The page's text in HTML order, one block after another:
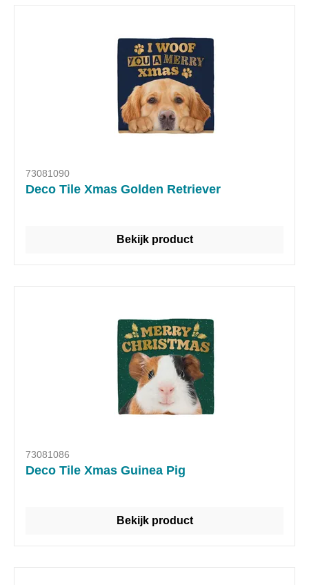
73081090
Deco Tile Xmas Golden Retriever
Bekijk product
73081086
Deco Tile Xmas Guinea Pig
Bekijk product